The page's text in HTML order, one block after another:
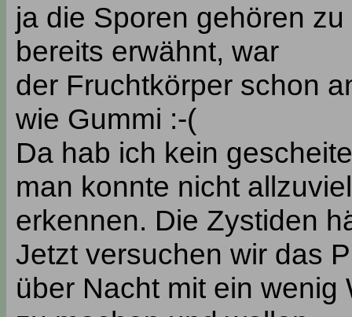
ja die Sporen gehören
bereits erwähnt, war
der Fruchtkörper schon
wie Gummi :-(
Da hab ich kein
man konnte nicht allzuviel
erkennen. Die Zystiden
Jetzt versuchen wir das
über Nacht mit ein